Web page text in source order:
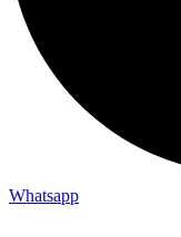
Whatsapp